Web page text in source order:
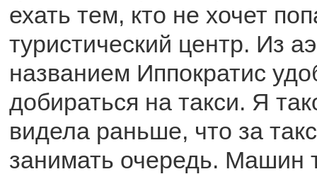
ехать тем, кто не хочет
туристический центр. Из
названием Иппократис
добираться на такси. Я
видела раньше, что за
занимать очередь. Машин